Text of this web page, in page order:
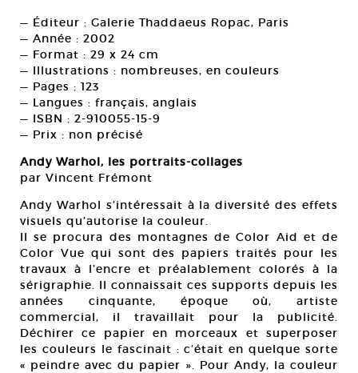
— Éditeur : Galerie Thaddaeus Ropac, Paris
— Année : 2002
— Format : 29 x 24 cm
— Illustrations : nombreuses, en couleurs
— Pages : 123
— Langues : français, anglais
— ISBN : 2-910055-15-9
— Prix : non précisé
Andy Warhol, les portraits-collages
par Vincent Frémont
Andy Warhol s’intéressait à la diversité des effets
visuels qu’autorise la couleur.
Il se procura des montagnes de Color Aid et de
Color Vue qui sont des papiers traités pour les
travaux à l’encre et préalablement colorés à la
sérigraphie. Il connaissait ces supports depuis les
années cinquante, époque où, artiste
commercial, il travaillait pour la publicité.
Déchirer ce papier en morceaux et superposer
les couleurs le fascinait : c’était en quelque sorte
« peindre avec du papier ». Pour Andy, la couleur